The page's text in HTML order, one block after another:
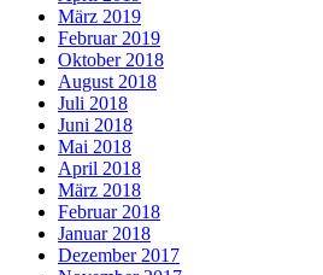
März 2019
Februar 2019
Oktober 2018
August 2018
Juli 2018
Juni 2018
Mai 2018
April 2018
März 2018
Februar 2018
Januar 2018
Dezember 2017